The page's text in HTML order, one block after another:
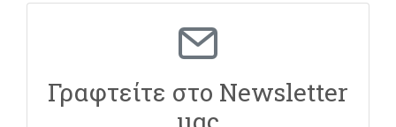
Γραφτείτε στο Newsletter